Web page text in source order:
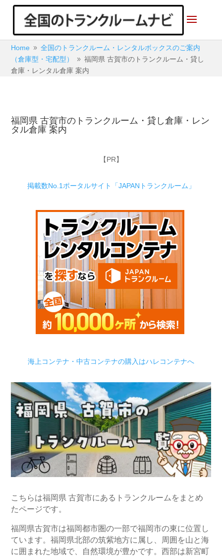
Home 9 全国のトランクルーム・レンタルボックスのご案内
（倉庫型・宅配型）
9 福岡県 古賀市のトランクルーム・貸し
倉庫・レンタル倉庫 案内
福岡県 古賀市のトランクルーム・貸し倉庫・レン
タル倉庫 案内
【PR】
掲載数No.1ポータルサイト「JAPANトランクルーム」
海上コンテナ・中古コンテナの購入はハレコンテナへ
こちらは福岡県 古賀市にあるトランクルームをまとめ
たページです。
福岡県古賀市は福岡都市圏の一部で福岡市の東に位置し
ています。福岡県北部の筑紫地方に属し、周囲を山と海
に囲まれた地域で、自然環境が豊かです。西部は新宮町